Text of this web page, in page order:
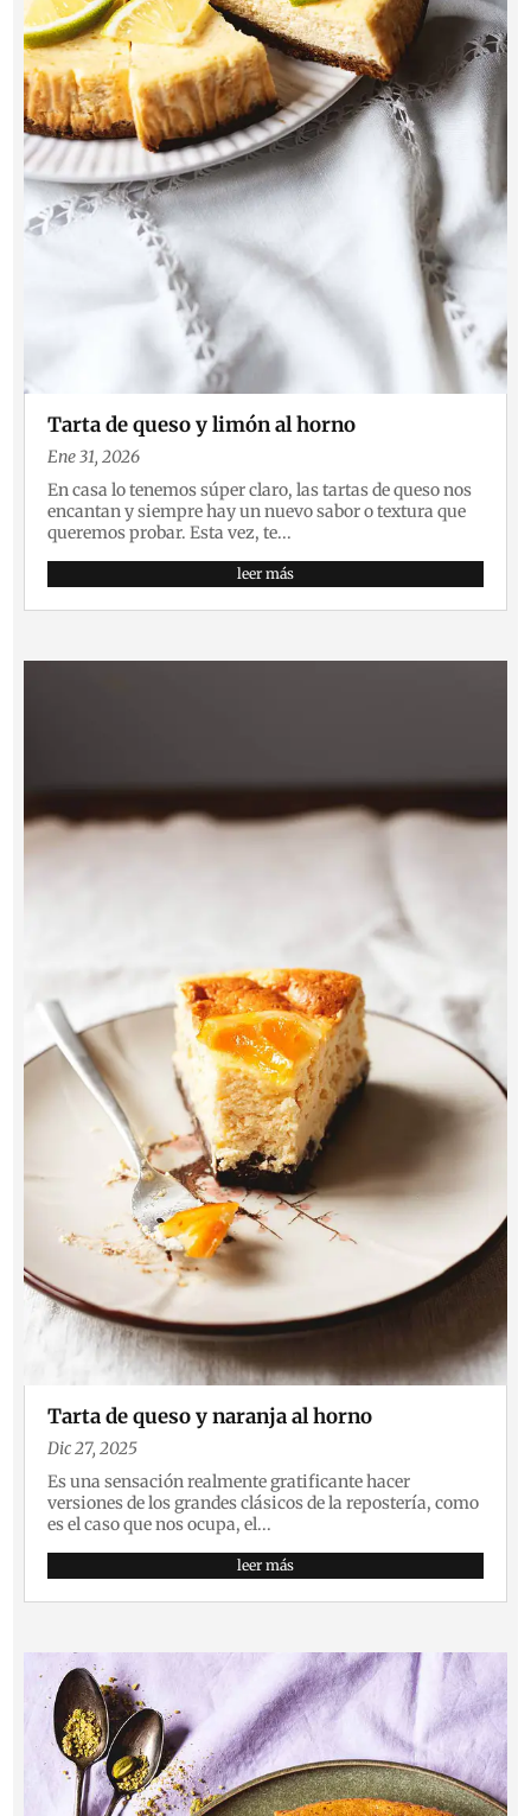
Tarta de queso y limón al horno
Ene 31, 2026
En casa lo tenemos súper claro, las tartas de queso nos
encantan y siempre hay un nuevo sabor o textura que
queremos probar. Esta vez, te...
leer más
Tarta de queso y naranja al horno
Dic 27, 2025
Es una sensación realmente gratificante hacer
versiones de los grandes clásicos de la repostería, como
es el caso que nos ocupa, el...
leer más